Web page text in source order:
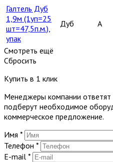
Галтель Дуб
1,9м (1уп=25
шт=47,5п.м.),
упак
Дуб A
Смотреть ещё
Сбросить
Купить в 1 клик
Менеджеры компании ответят
подберут необходимое
коммерческое предложение.
Имя *
Телефон *
E-mail *